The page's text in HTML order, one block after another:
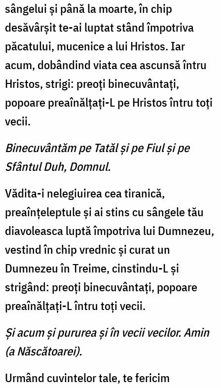
sângelui şi până la moarte, în chip
desăvârşit te-ai luptat stând împotriva
păcatului, mucenice a lui Hristos. Iar
acum, dobândind viata cea ascunsă întru
Hristos, strigi: preoţi binecuvântaţi,
popoare preaînălţaţi-L pe Hristos întru toţi
vecii.
Binecuvântăm pe Tatăl şi pe Fiul şi pe
Sfântul Duh, Domnul.
Vădita-i nelegiuirea cea tiranică,
preaînţeleptule şi ai stins cu sângele tău
diavoleasca luptă împotriva lui Dumnezeu,
vestind în chip vrednic şi curat un
Dumnezeu în Treime, cinstindu-L şi
strigând: preoţi binecuvântaţi, popoare
preaînălţaţi-L întru toţi vecii.
Şi acum şi pururea şi în vecii vecilor. Amin
(a Născătoarei).
Urmând cuvintelor tale, te fericim